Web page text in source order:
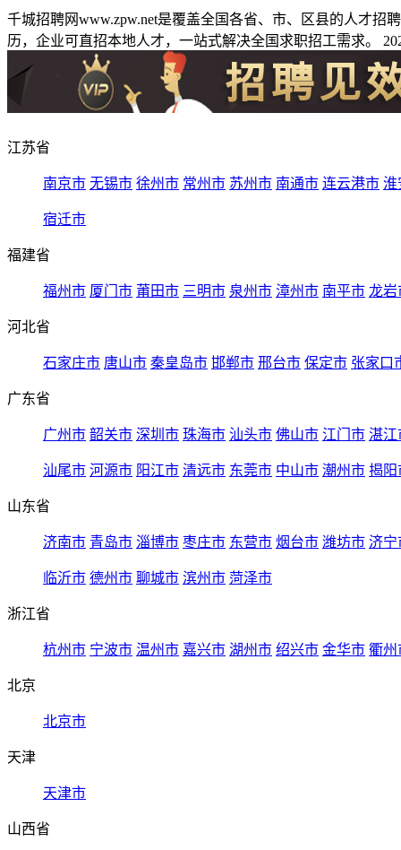
千城招聘网www.zpw.net是覆盖全国各省、市、区县的人才
历，企业可直招本地人才，一站式解决全国求职招工需求。
江苏省
南京市 无锡市 徐州市 常州市 苏州市 南通市 连云港市 淮
宿迁市
福建省
福州市 厦门市 莆田市 三明市 泉州市 漳州市 南平市 龙岩
河北省
石家庄市 唐山市 秦皇岛市 邯郸市 邢台市 保定市 张家口
广东省
广州市 韶关市 深圳市 珠海市 汕头市 佛山市 江门市 湛江
汕尾市 河源市 阳江市 清远市 东莞市 中山市 潮州市 揭阳
山东省
济南市 青岛市 淄博市 枣庄市 东营市 烟台市 潍坊市 济宁
临沂市 德州市 聊城市 滨州市 菏泽市
浙江省
杭州市 宁波市 温州市 嘉兴市 湖州市 绍兴市 金华市 衢州
北京
北京市
天津
天津市
山西省